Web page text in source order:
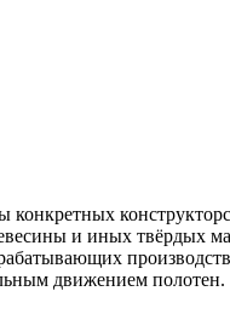
и иных твёрдых
движением полотен.